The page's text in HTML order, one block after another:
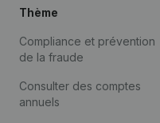
Thème
Compliance et prévention
de la fraude
Consulter des comptes
annuels